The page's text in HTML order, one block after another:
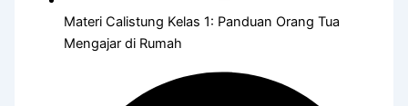
Materi Calistung Kelas 1: Panduan Orang Tua
Mengajar di Rumah